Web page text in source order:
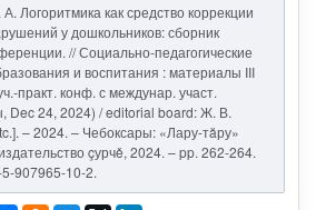
Логоритмика как средство коррекции
у дошкольников: сборник
// Социально-педагогические
и воспитания : материалы III
практ. конф. с междунар. участ.
Dec 24, 2024) / editorial board: Ж. В.
– 2024. – Чебоксары: «Лару-тăру»
çурчě, 2024. – pp. 262-264.
907965-10-2.